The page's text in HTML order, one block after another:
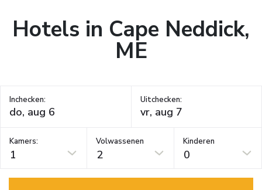
Hotels in Cape Neddick,
ME
Inchecken: Uitchecken:
Kamers:
1
Volwassenen
2
Kinderen
0